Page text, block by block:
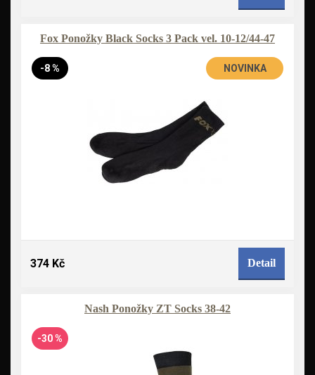
Fox Ponožky Black Socks 3 Pack vel. 10-12/44-47
-8 % NOVINKA
374 Kč Detail
Nash Ponožky ZT Socks 38-42
-30 %